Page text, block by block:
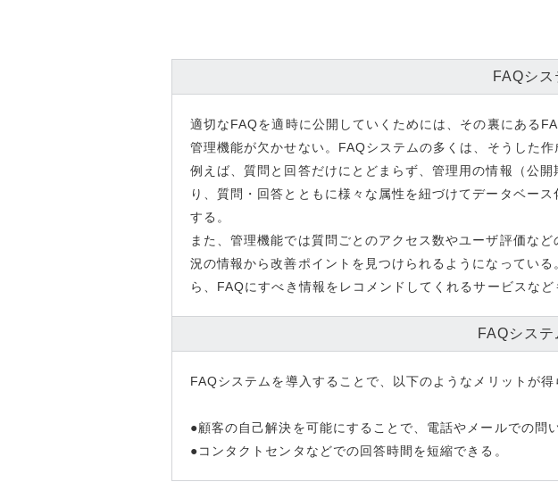
FAQシ
適切なFAQを適時に公開していくためには、その裏にある
管理機能が欠かせない。FAQシステムの多くは、そうした
例えば、質問と回答だけにとどまらず、管理用の情報（公
り、質問・回答とともに様々な属性を紐づけてデータベー
する。
また、管理機能では質問ごとのアクセス数やユーザ評価な
況の情報から改善ポイントを見つけられるようになってい
ら、FAQにすべき情報をレコメンドしてくれるサービスなど
FAQシス
FAQシステムを導入することで、以下のようなメリットが
●顧客の自己解決を可能にすることで、電話やメールでの問
●コンタクトセンタなどでの回答時間を短縮できる。